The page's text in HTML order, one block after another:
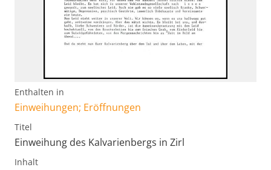
Enthalten in
Einweihungen; Eröffnungen
Titel
Einweihung des Kalvarienbergs in Zirl
Inhalt